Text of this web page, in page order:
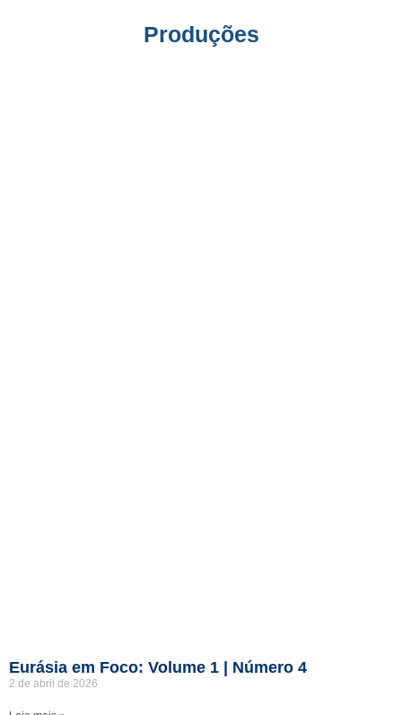
Produções
Eurásia em Foco: Volume 1 | Número 4
2 de abril de 2026